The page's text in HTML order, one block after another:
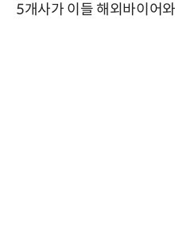
5개사가 이들 해외바이어